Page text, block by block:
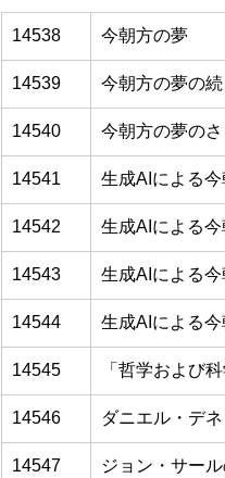
14538 今朝方の夢
14539 今朝方の夢の続
14540 今朝方の夢の
14541 生成AIによる今
14542 生成AIによる今
14543 生成AIによる今
14544 生成AIによる今
14545 「哲学および
14546 ダニエル・デ
14547 ジョン・サー